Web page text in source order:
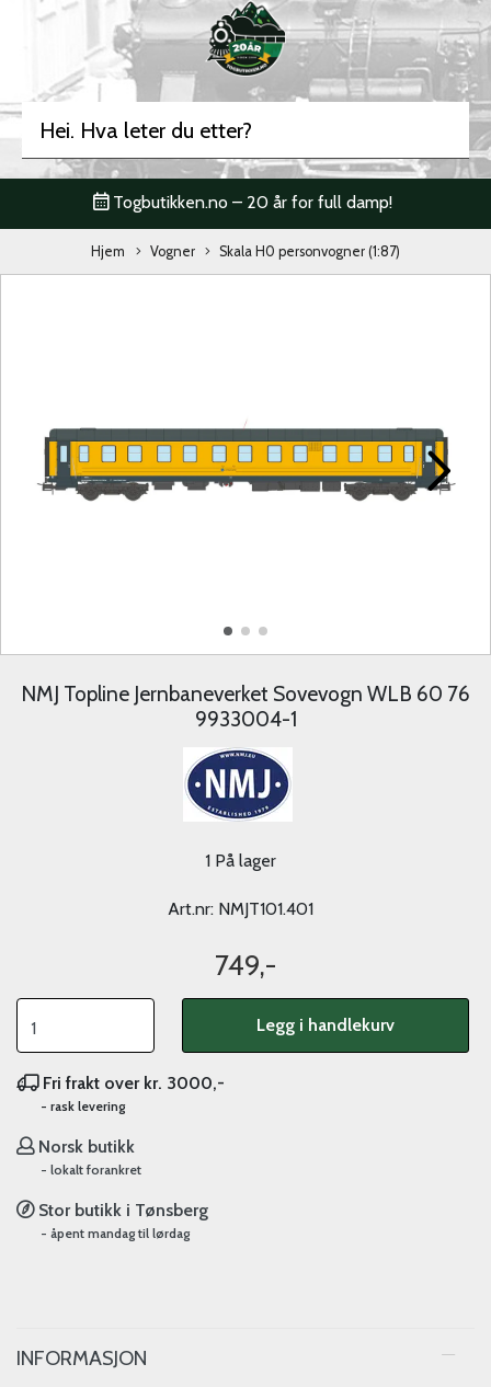
Togbutikken.no – 20 år for full damp!
Hjem Vogner Skala H0 personvogner (1:87)
NMJ Topline Jernbaneverket Sovevogn WLB 60 76
9933004-1
1 På lager
Art.nr: NMJT101.401
749,-
Legg i handlekurv
Fri frakt over kr. 3000,-
- rask levering
Norsk butikk
- lokalt forankret
Stor butikk i Tønsberg
- åpent mandag til lørdag
INFORMASJON